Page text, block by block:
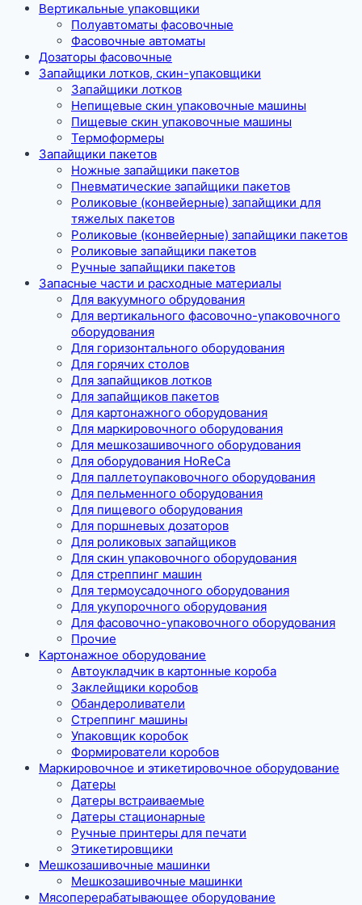
Вертикальные упаковщики
Полуавтоматы фасовочные
Фасовочные автоматы
Дозаторы фасовочные
Запайщики лотков, скин-упаковщики
Запайщики лотков
Непищевые скин упаковочные машины
Пищевые скин упаковочные машины
Термоформеры
Запайщики пакетов
Ножные запайщики пакетов
Пневматические запайщики пакетов
Роликовые (конвейерные) запайщики для
тяжелых пакетов
Роликовые (конвейерные) запайщики пакетов
Роликовые запайщики пакетов
Ручные запайщики пакетов
Запасные части и расходные материалы
Для вакуумного обрудования
Для вертикального фасовочно-упаковочного
оборудования
Для горизонтального оборудования
Для горячих столов
Для запайщиков лотков
Для запайщиков пакетов
Для картонажного оборудования
Для маркировочного оборудования
Для мешкозашивочного оборудования
Для оборудования HoReCa
Для паллетоупаковочного оборудования
Для пельменного оборудования
Для пищевого оборудования
Для поршневых дозаторов
Для роликовых запайщиков
Для скин упаковочного оборудования
Для стреппинг машин
Для термоусадочного оборудования
Для укупорочного оборудования
Для фасовочно-упаковочного оборудования
Прочие
Картонажное оборудование
Автоукладчик в картонные короба
Заклейщики коробов
Обандероливатели
Стреппинг машины
Упаковщик коробок
Формирователи коробов
Маркировочное и этикетировочное оборудование
Датеры
Датеры встраиваемые
Датеры стационарные
Ручные принтеры для печати
Этикетировщики
Мешкозашивочные машинки
Мешкозашивочные машинки
Мясоперерабатывающее оборудование